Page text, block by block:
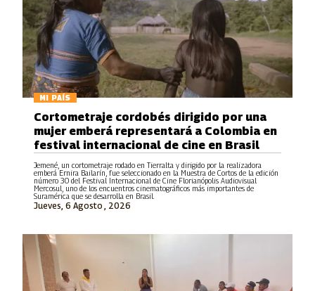
MI PAÍS
Jemené, un cortometraje rodado en Tierralta y dirigido por la realizadora
emberá Ernira Bailarín, fue seleccionado en la Muestra de Cortos de la edición
número 30 del Festival Internacional de Cine Florianópolis Audiovisual
Mercosul, uno de los encuentros cinematográficos más importantes de
Suramérica que se desarrolla en Brasil.
Jueves, 6 Agosto , 2026
Cortometraje cordobés dirigido por una
mujer emberá representará a Colombia en
festival internacional de cine en Brasil